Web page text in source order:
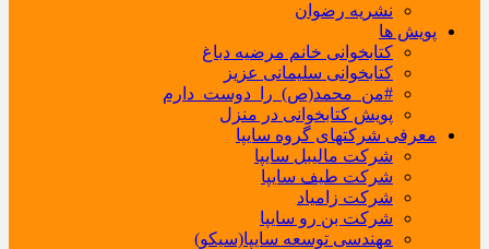
نشریه رضوان
پویش ها
کتابخوانی خانم مرضیه دباغ
کتابخوانی سلیمانی عزیز
#من_محمد(ص)_را_دوست_دارم
پویش کتابخوانی در منزل
معرفی شرکتهای گروه سایپا
شرکت مالیبل سایپا
شرکت طیف سایپا
شرکت زامیاد
شرکت بن رو سایپا
مهندسی توسعه سایپا(سیکو)